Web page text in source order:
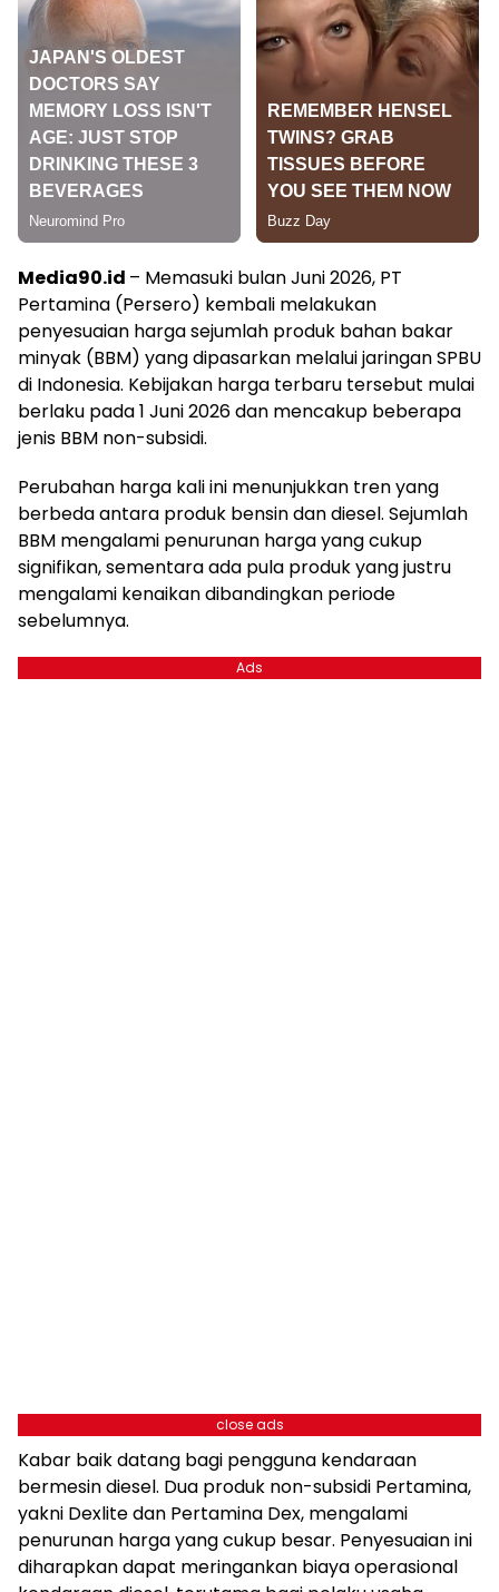
Media90.id – Memasuki bulan Juni 2026, PT
Pertamina (Persero) kembali melakukan
penyesuaian harga sejumlah produk bahan bakar
minyak (BBM) yang dipasarkan melalui jaringan SPBU
di Indonesia. Kebijakan harga terbaru tersebut mulai
berlaku pada 1 Juni 2026 dan mencakup beberapa
jenis BBM non-subsidi.
Perubahan harga kali ini menunjukkan tren yang
berbeda antara produk bensin dan diesel. Sejumlah
BBM mengalami penurunan harga yang cukup
signifikan, sementara ada pula produk yang justru
mengalami kenaikan dibandingkan periode
sebelumnya.
Ads
close ads
Kabar baik datang bagi pengguna kendaraan
bermesin diesel. Dua produk non-subsidi Pertamina,
yakni Dexlite dan Pertamina Dex, mengalami
penurunan harga yang cukup besar. Penyesuaian ini
diharapkan dapat meringankan biaya operasional